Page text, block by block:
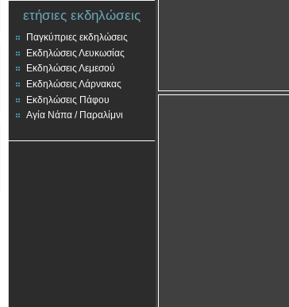
ετήσιες εκδηλώσεις
Παγκύπριες εκδηλώσεις
Εκδηλώσεις Λευκωσίας
Εκδηλώσεις Λεμεσού
Εκδηλώσεις Λάρνακας
Εκδηλώσεις Πάφου
Αγία Νάπα / Παραλίμνι